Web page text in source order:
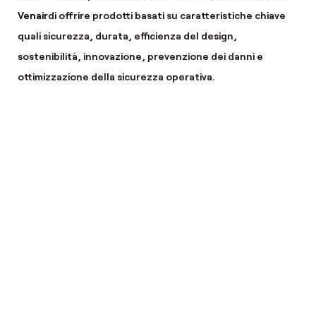
Venairdi offrire prodotti basati su caratteristiche chiave
quali sicurezza, durata, efficienza del design,
sostenibilità, innovazione, prevenzione dei danni e
ottimizzazione della sicurezza operativa.